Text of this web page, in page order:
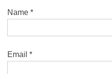
Name *
Email *